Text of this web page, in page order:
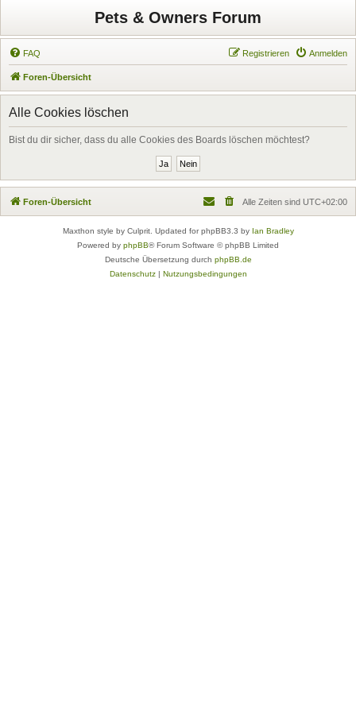
Pets & Owners Forum
FAQ Anmelden
Registrieren
Foren-Übersicht
Alle Cookies löschen
Bist du dir sicher, dass du alle Cookies des Boards löschen möchtest?
Foren-Übersicht Alle Zeiten sind UTC+02:00
Maxthon style by Culprit. Updated for phpBB3.3 by Ian Bradley
Powered by phpBB® Forum Software © phpBB Limited
Deutsche Übersetzung durch phpBB.de
Datenschutz| Nutzungsbedingungen